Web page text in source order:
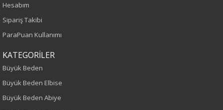
Kalıp
Büyük Beden
Boy
Hesabım
Sipariş Takibi
ParaPuan Kullanımı
KATEGORİLER
Büyük Beden
Büyük Beden Elbise
Büyük Beden Abiye